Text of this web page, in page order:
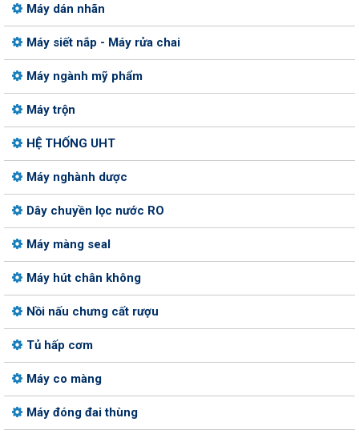
Máy dán nhãn
Máy siết nắp - Máy rửa chai
Máy ngành mỹ phẩm
Máy trộn
HỆ THỐNG UHT
Máy nghành dược
Dây chuyền lọc nước RO
Máy màng seal
Máy hút chân không
Nồi nấu chưng cất rượu
Tủ hấp cơm
Máy co màng
Máy đóng đai thùng